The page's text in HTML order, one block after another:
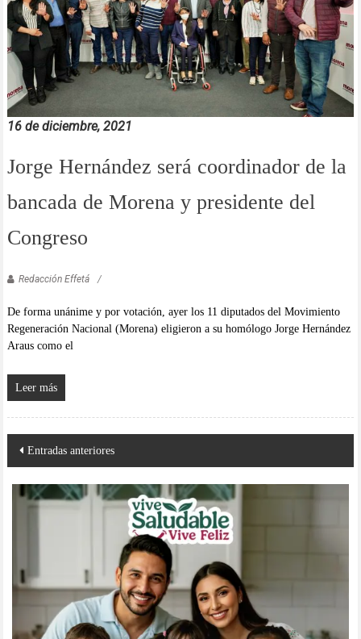
16 de diciembre, 2021
Jorge Hernández será coordinador de la
bancada de Morena y presidente del
Congreso
Redacción Effetá
De forma unánime y por votación, ayer los 11 diputados del Movimiento
Regeneración Nacional (Morena) eligieron a su homólogo Jorge Hernández
Araus como el
Leer más
Navegación
de
entradas
Entradas anteriores